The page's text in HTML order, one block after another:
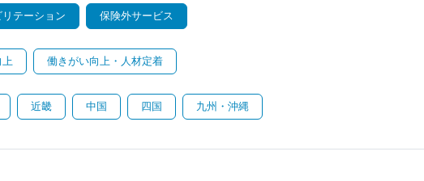
テーション 保険外サービス
上 働きがい向上・人材定着
近畿 中国 四国 九州・沖縄